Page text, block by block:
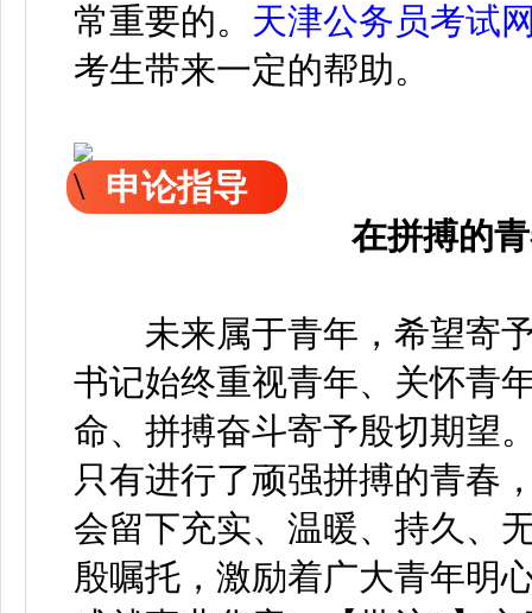
常重要的。 天津公务员考试
考生带来一定的帮助。
申论指导
在拼搏的
未来属于青年，希望寄予
书记始终重视青年、关怀青
命、拼搏奋斗寄予殷切期望
只有进行了顽强拼搏的青春
会留下充实、温暖、持久、
殷嘱托，激励着广大青年明